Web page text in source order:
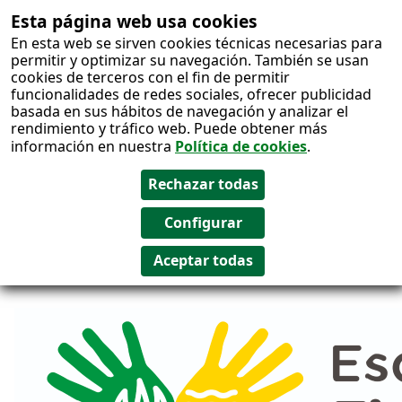
Esta página web usa cookies
En esta web se sirven cookies técnicas necesarias para
permitir y optimizar su navegación. También se usan
cookies de terceros con el fin de permitir
funcionalidades de redes sociales, ofrecer publicidad
basada en sus hábitos de navegación y analizar el
rendimiento y tráfico web. Puede obtener más
información en nuestra Política de cookies.
Salto al
contenido